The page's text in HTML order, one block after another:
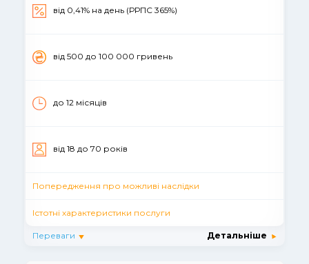
вiд 0,41% на день (РРПС 365%)
вiд 500 до 100 000 гривень
до 12 місяців
вiд 18 до 70 рокiв
Попередження про можливі наслідки
Істотні характеристики послуги
Переваги Детальніше